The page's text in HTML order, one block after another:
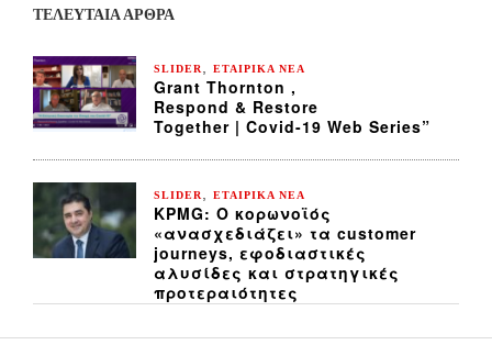
ΤΕΛΕΥΤΑΙΑ ΆΡΘΡΑ
SLIDER ΕΤΑΙΡΙΚΑ ΝΕΑ
Grant Thornton ,
Respond & Restore
Together | Covid-19 Web Series”
SLIDER ΕΤΑΙΡΙΚΑ ΝΕΑ
KPMG: Ο κορωνοϊός
«ανασχεδιάζει» τα customer
journeys, εφοδιαστικές
αλυσίδες και στρατηγικές
προτεραιότητες